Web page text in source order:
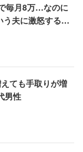
毎月8万…なのに
う夫に激怒する女
ても手取りが増
男性